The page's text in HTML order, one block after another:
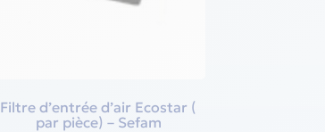
Filtre d’entrée d’air Ecostar (
par pièce) – Sefam